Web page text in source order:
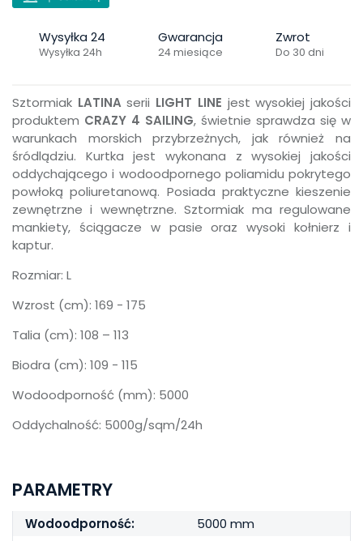
Wysyłka 24
Wysyłka 24h
Gwarancja
24 miesiące
Zwrot
Do 30 dni
Sztormiak LATINAserii LIGHT LINE jest wysokiej jakości
produktem CRAZY 4 SAILING, świetnie sprawdza się w
warunkach morskich przybrzeżnych, jak również na
śródlądziu. Kurtka jest wykonana z wysokiej jakości
oddychającego i wodoodpornego poliamidu pokrytego
powłoką poliuretanową. Posiada praktyczne kieszenie
zewnętrzne i wewnętrzne. Sztormiak ma regulowane
mankiety, ściągacze w pasie oraz wysoki kołnierz i
kaptur.
Rozmiar: L
Wzrost (cm): 169 - 175
Talia (cm): 108 – 113
Biodra (cm): 109 - 115
Wodoodporność (mm): 5000
Oddychalność: 5000g/sqm/24h
PARAMETRY
Wodoodporność:
5000 mm